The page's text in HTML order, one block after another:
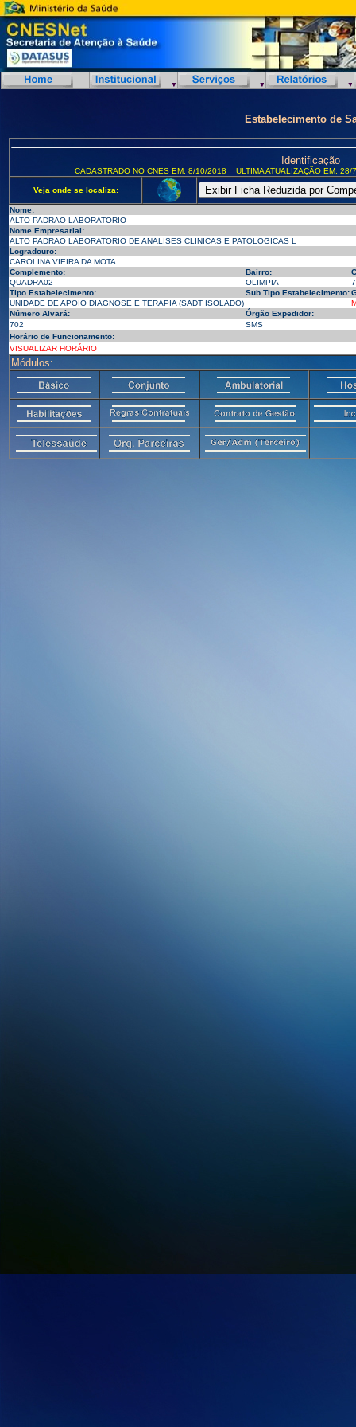
Estabelecimento de
Identificação
CADASTRADO NO CNES EM: 8/10/2018 ULTIMA ATUALIZAÇÃO EM:
Veja onde se localiza:
Nome:
ALTO PADRAO LABORATORIO
Nome Empresarial:
ALTO PADRAO LABORATORIO DE ANALISES CLINICAS E PATOLOGICAS L
Logradouro:
CAROLINA VIEIRA DA MOTA
Complemento:
Bairro:
QUADRA02
OLIMPIA
Tipo Estabelecimento:
Sub Tipo Estabelecimento:
UNIDADE DE APOIO DIAGNOSE E TERAPIA (SADT ISOLADO)
Número Alvará:
Órgão Expedidor:
702
SMS
Horário de Funcionamento:
VISUALIZAR HORÁRIO
Módulos: